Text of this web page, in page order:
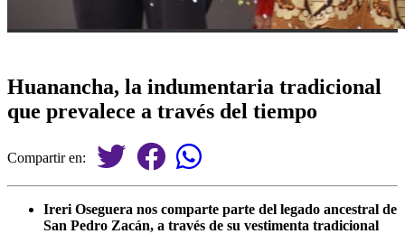
Huanancha, la indumentaria tradicional
que prevalece a través del tiempo
Compartir en:
Ireri Oseguera nos comparte parte del legado ancestral de
San Pedro Zacán, a través de su vestimenta tradicional